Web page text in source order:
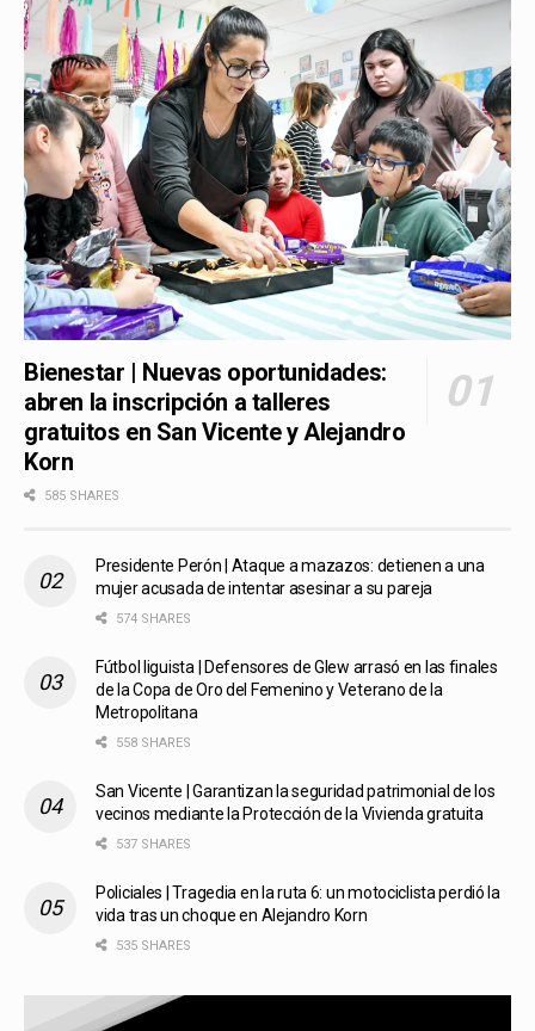
Bienestar | Nuevas oportunidades:
abren la inscripción a talleres
gratuitos en San Vicente y Alejandro
Korn
585 SHARES
Presidente Perón | Ataque a mazazos: detienen a una
mujer acusada de intentar asesinar a su pareja
574 SHARES
Fútbol liguista | Defensores de Glew arrasó en las finales
de la Copa de Oro del Femenino y Veterano de la
Metropolitana
558 SHARES
San Vicente | Garantizan la seguridad patrimonial de los
vecinos mediante la Protección de la Vivienda gratuita
537 SHARES
Policiales | Tragedia en la ruta 6: un motociclista perdió la
vida tras un choque en Alejandro Korn
535 SHARES